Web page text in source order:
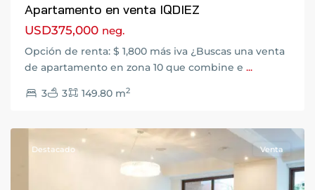
Apartamento en venta IQDIEZ
USD375,000 neg.
Opción de renta: $ 1,800 más iva ¿Buscas una venta
de apartamento en zona 10 que combine e ...
3 3 149.80 m2
Zona
14,
de
Destacado Venta